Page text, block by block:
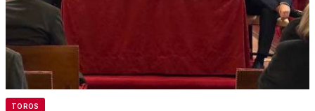
TOROS